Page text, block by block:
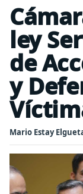
ley
de
y
Mario Estay